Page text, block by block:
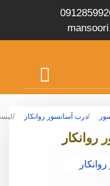
درب آسانسور روانکار